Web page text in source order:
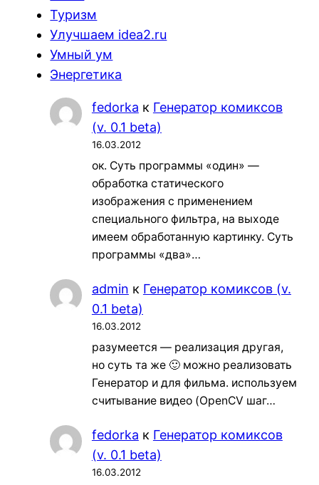
Туризм
Улучшаем idea2.ru
Умный ум
Энергетика
fedorka к Генератор комиксов
(v. 0.1 beta)
16.03.2012
ок. Суть программы «один» —
обработка статического
изображения с применением
специального фильтра, на выходе
имеем обработанную картинку. Суть
программы «два»…
admin к Генератор комиксов (v.
0.1 beta)
16.03.2012
разумеется — реализация другая,
но суть та же 🙂 можно реализовать
Генератор и для фильма. используем
считывание видео (OpenCV шаг…
fedorka к Генератор комиксов
(v. 0.1 beta)
16.03.2012